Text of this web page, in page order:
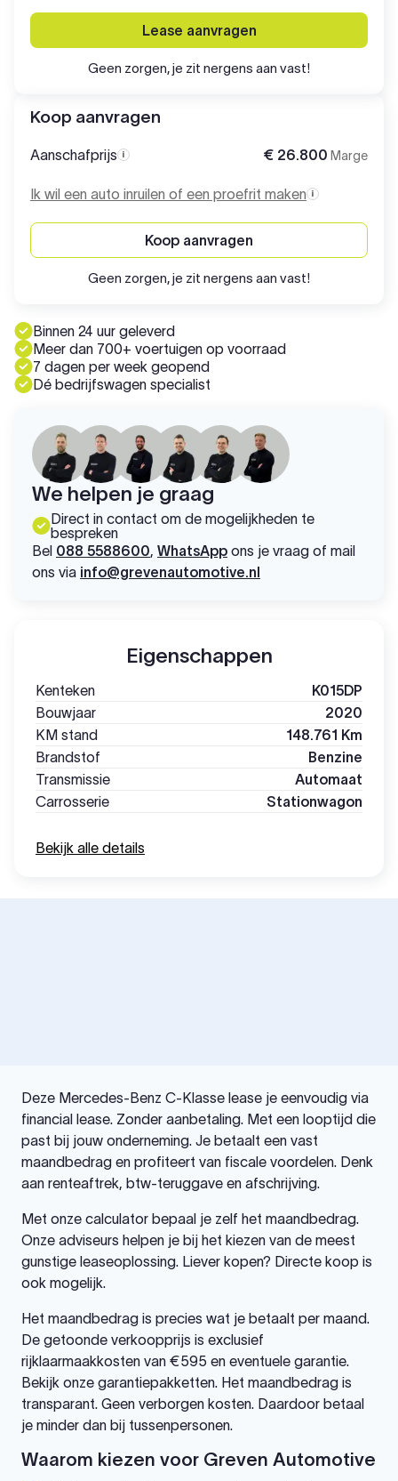
Lease aanvragen
Geen zorgen, je zit nergens aan vast!
Koop aanvragen
Aanschafprijs Aanschafprijs € 26.800 Marge
Ik wil een auto inruilen of een proefrit maken
Koop aanvragen
Geen zorgen, je zit nergens aan vast!
Binnen 24 uur geleverd
Meer dan 700+ voertuigen op voorraad
7 dagen per week geopend
Dé bedrijfswagen specialist
We helpen je graag
Direct in contact om de mogelijkheden te
bespreken
Bel 088 5588600, WhatsApp ons je vraag of mail
ons via info@grevenautomotive.nl
Eigenschappen
Kenteken
K015DP
Bouwjaar
2020
KM stand
148.761 Km
Brandstof
Benzine
Transmissie
Automaat
Carrosserie
Stationwagon
Bekijk alle details
Deze Mercedes-Benz C-Klasse lease je eenvoudig via
financial lease. Zonder aanbetaling. Met een looptijd die
past bij jouw onderneming. Je betaalt een vast
maandbedrag en profiteert van fiscale voordelen. Denk
aan renteaftrek, btw-teruggave en afschrijving.
Met onze calculator bepaal je zelf het maandbedrag.
Onze adviseurs helpen je bij het kiezen van de meest
gunstige leaseoplossing. Liever kopen? Directe koop is
ook mogelijk.
Het maandbedrag is precies wat je betaalt per maand.
De getoonde verkoopprijs is exclusief
rijklaarmaakkosten van €595 en eventuele garantie.
Bekijk onze garantiepakketten. Het maandbedrag is
transparant. Geen verborgen kosten. Daardoor betaal
je minder dan bij tussenpersonen.
Waarom kiezen voor Greven Automotive